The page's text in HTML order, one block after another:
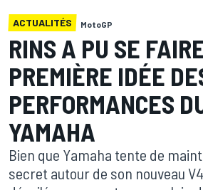
ACTUALITÉS MotoGP
RINS A PU SE
PREMIÈRE IDÉE
PERFORMANCES
YAMAHA
Bien que Yamaha tente de
secret autour de son nouveau